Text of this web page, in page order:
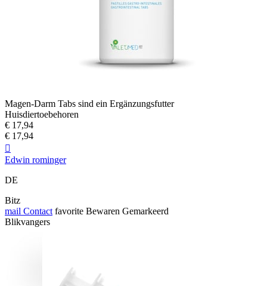
Magen-Darm Tabs sind ein Ergänzungsfutter
Huisdiertoebehoren
€ 17,94
€ 17,94

Edwin rominger
DE
Bitz
mail Contact favorite Bewaren Gemarkeerd
Blikvangers